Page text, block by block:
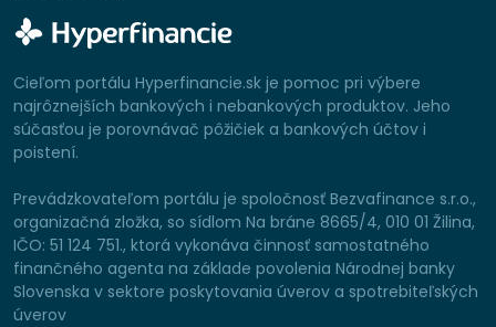
Cieľom portálu Hyperfinancie.sk je pomoc pri výbere
najrôznejších bankových i nebankových produktov. Jeho
súčasťou je porovnávač pôžičiek a bankových účtov i
poistení.
Prevádzkovateľom portálu je spoločnosť Bezvafinance s.r.o.,
organizačná zložka, so sídlom Na bráne 8665/4, 010 01 Žilina,
IČO: 51 124 751., ktorá vykonáva činnosť samostatného
finančného agenta na základe povolenia Národnej banky
Slovenska v sektore poskytovania úverov a spotrebiteľských
úverov